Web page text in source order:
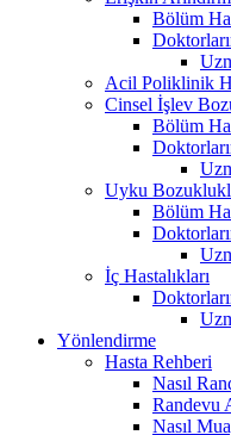
Bölüm
Acil Poliklinik
Cinsel İşlev
Bölüm
Uyku
Bölüm
İç Hastalıkları
Yönlendirme
Hasta Rehberi
Nasıl
Randevu
Nasıl